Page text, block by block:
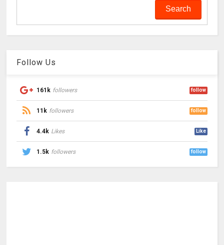
Follow Us
161k followers follow
11k followers follow
4.4k Likes Like
1.5k followers follow